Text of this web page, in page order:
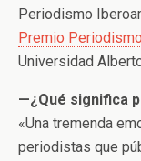
Periodismo
Premio
Universidad
—¿Qué significa
«Una tremenda
periodistas que